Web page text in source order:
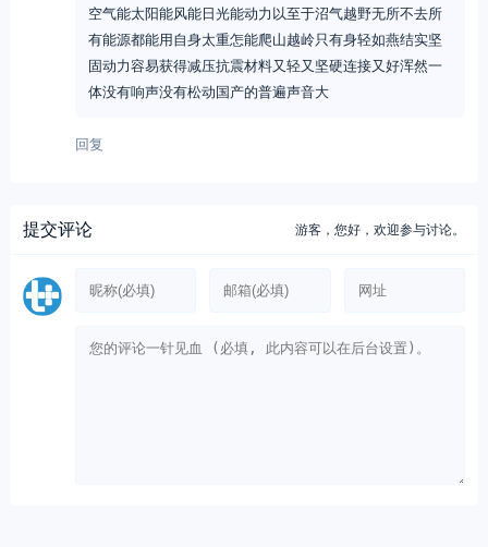
空气能太阳能风能日光能动力以至于沼气越野无所不去所
有能源都能用自身太重怎能爬山越岭只有身轻如燕结实坚
固动力容易获得减压抗震材料又轻又坚硬连接又好浑然一
体没有响声没有松动国产的普遍声音大
回复
提交评论 游客，您好，欢迎参与讨论。